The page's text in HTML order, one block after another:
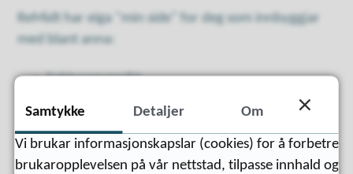
ReMidt har eiga "min side" for deg som innbyggjar
med blant anna:
Fakturaoversikt
Tømmedagar
Søknad om fritak
Kompostering
Samtykke Detaljer Om
Vi brukar informasjonskapslar (cookies) for å forbetre
brukaropplevelsen på vår nettstad, tilpasse innhald og